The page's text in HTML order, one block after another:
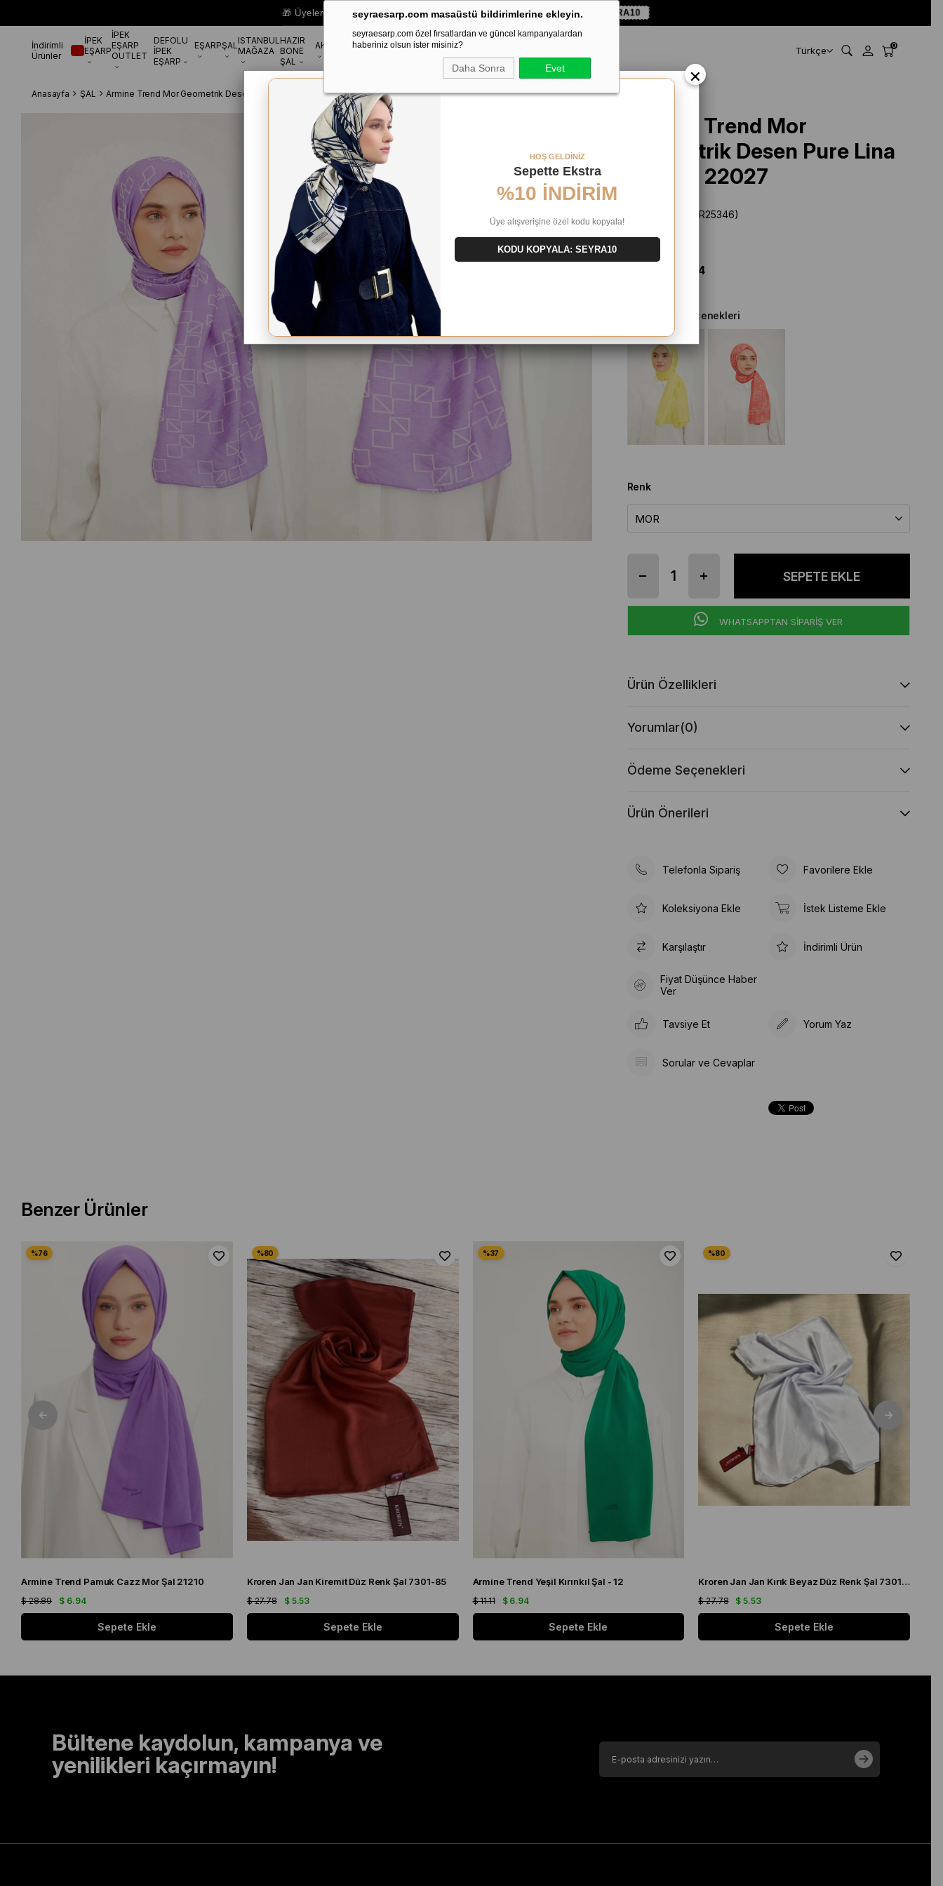
seyraesarp.com masaüstü bildirimlerine ekleyin.
seyraesarp.com özel fırsatlardan ve güncel kampanyalardan
haberiniz olsun ister misiniz?
Daha Sonra Evet
🎁 Üyelere Özel Sepette%10 EKSTRA İNDİRİM HEDİYE ÇEKİ! KOD: SEYRA10
İndirimli
Ürünler
İPEK
EŞARP
İPEK
EŞARP
OUTLET
DEFOLU
İPEK
EŞARP
EŞARPŞALISTANBUL
MAĞAZA
HAZIR
BONE
ŞAL
AKSESUARMARKALAR Türkçe 0
Anasayfa ŞAL Armine Trend Mor Geometrik Desen Pure Lina Şal 15 - 22027
Armine Trend Mor
Geometrik Desen Pure Lina
Şal 15 - 22027
(SYR25346)
$ 6.94
Diğer Renk Seçenekleri
Renk
WHATSAPPTAN SİPARİŞ VER
Ürün Özellikleri
Yorumlar(0)
Ödeme Seçenekleri
Ürün Önerileri
Telefonla Sipariş Favorilere Ekle
Koleksiyona Ekle İstek Listeme Ekle
Karşılaştır İndirimli Ürün
Fiyat Düşünce Haber
Ver
Tavsiye Et Yorum Yaz
Sorular ve Cevaplar
Benzer Ürünler
Armine Trend Pamuk Cazz Mor Şal 21210
$ 6.94
$ 28.89
Sepete Ekle
Kroren Jan Jan Kiremit Düz Renk Şal 7301-85
$ 5.53
$ 27.78
Sepete Ekle
Armine Trend Yeşil Kırınkıl Şal - 12
$ 6.94
$ 11.11
Sepete Ekle
Kroren Jan Jan Kırık Beyaz Düz Renk Şal 7301-259
$ 5.53
$ 27.78
Sepete Ekle
Bültene kaydolun, kampanya ve
yenilikleri kaçırmayın!
×
HOŞ GELDİNİZ
Sepette Ekstra
%10 İNDİRİM
Üye alışverişine özel kodu kopyala!
KODU KOPYALA: SEYRA10